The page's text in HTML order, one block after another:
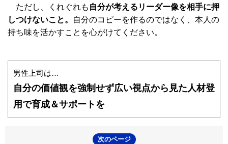
ただし、くれぐれも 自分が考えるリーダー像を相手に押
しつけないこと。
自分のコピーを作るのではなく、本人の
持ち味を活かすことを心がけてください。
男性上司は…
自分の価値観を強制せず広い視点から見た人材登
用で育成＆サポートを
次のページ